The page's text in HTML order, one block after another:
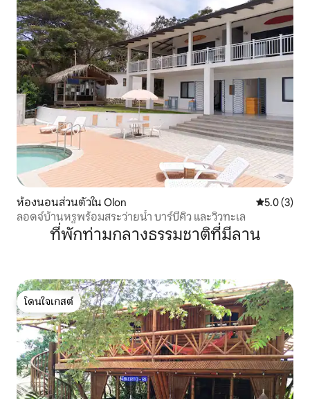
ห้องนอนส่วนตัวใน Olon คะแนนเฉลี่
5.0 (3)
ลอดจ์บ้านหรูพร้อมสระว่ายน้ำ บาร์บีคิว และวิวทะเล
ที่พักท่ามกลางธรรมชาติที่มีลาน
โดนใจเกสต์
โดนใจเกสต์